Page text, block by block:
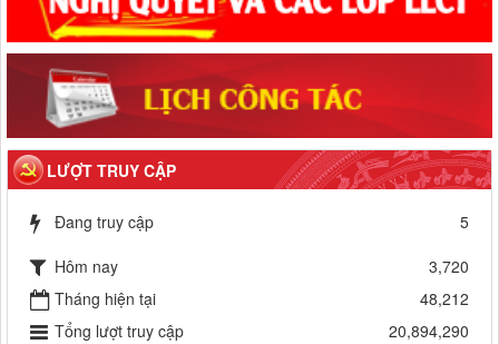
LƯỢT TRUY CẬP
Đang truy cập
5
Hôm nay
3,720
Tháng hiện tại
48,212
Tổng lượt truy cập
20,894,290